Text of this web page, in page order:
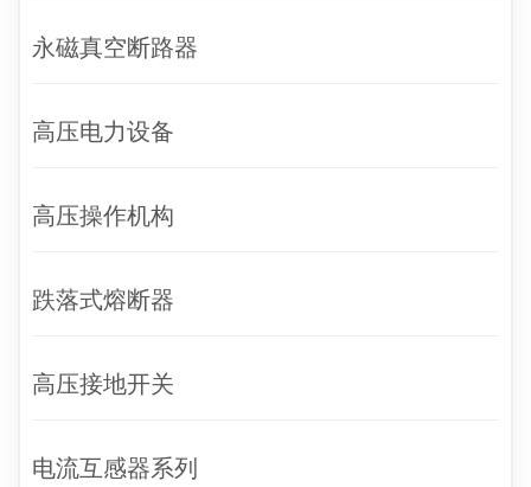
永磁真空断路器
高压电力设备
高压操作机构
跌落式熔断器
高压接地开关
电流互感器系列